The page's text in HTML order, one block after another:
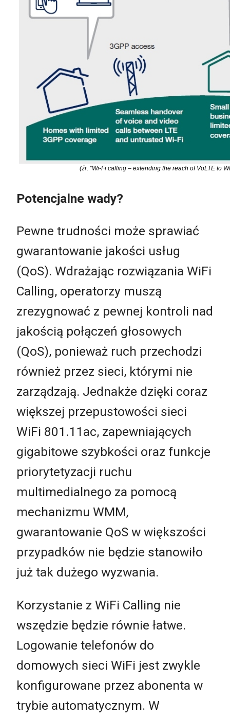
(źr. "Wi-Fi calling – extending the reach of VoLTE to
Potencjalne wady?
Pewne trudności może sprawiać
gwarantowanie jakości usług
(QoS). Wdrażając rozwiązania WiFi
Calling, operatorzy muszą
zrezygnować z pewnej kontroli nad
jakością połączeń głosowych
(QoS), ponieważ ruch przechodzi
również przez sieci, którymi nie
zarządzają. Jednakże dzięki coraz
większej przepustowości sieci
WiFi 801.11ac, zapewniających
gigabitowe szybkości oraz funkcje
priorytetyzacji ruchu
multimedialnego za pomocą
mechanizmu WMM,
gwarantowanie QoS w większości
przypadków nie będzie stanowiło
już tak dużego wyzwania.
Korzystanie z WiFi Calling nie
wszędzie będzie równie łatwe.
Logowanie telefonów do
domowych sieci WiFi jest zwykle
konfigurowane przez abonenta w
trybie automatycznym. W